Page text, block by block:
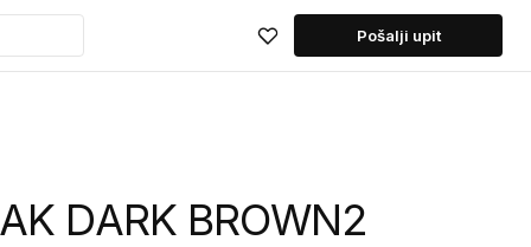
Pošalji upit
DARK BROWN2